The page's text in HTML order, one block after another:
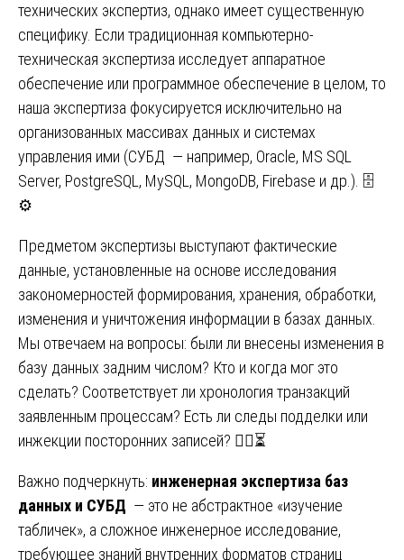
технических экспертиз, однако имеет существенную
специфику. Если традиционная компьютерно-
техническая экспертиза исследует аппаратное
обеспечение или программное обеспечение в целом, то
наша экспертиза фокусируется исключительно на
организованных массивах данных и системах
управления ими (СУБД — например, Oracle, MS SQL
Server, PostgreSQL, MySQL, MongoDB, Firebase и др.). 🗄️
⚙️
Предметом экспертизы выступают фактические
данные, установленные на основе исследования
закономерностей формирования, хранения, обработки,
изменения и уничтожения информации в базах данных.
Мы отвечаем на вопросы: были ли внесены изменения в
базу данных задним числом? Кто и когда мог это
сделать? Соответствует ли хронология транзакций
заявленным процессам? Есть ли следы подделки или
инжекции посторонних записей? 🕵️‍♂️⏳
Важно подчеркнуть: инженерная экспертиза баз
данных и СУБД — это не абстрактное «изучение
табличек», а сложное инженерное исследование,
требующее знаний внутренних форматов страниц